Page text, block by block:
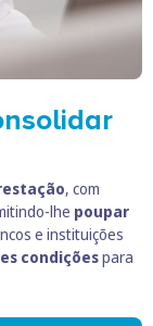
, com
lhe poupar
e instituições
condiçõespara